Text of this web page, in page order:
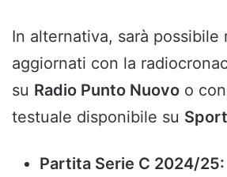
In alternativa, sarà possibile
aggiornati con la
su Radio Punto Nuovo o
testuale disponibile su
Partita Serie C 2024/25: